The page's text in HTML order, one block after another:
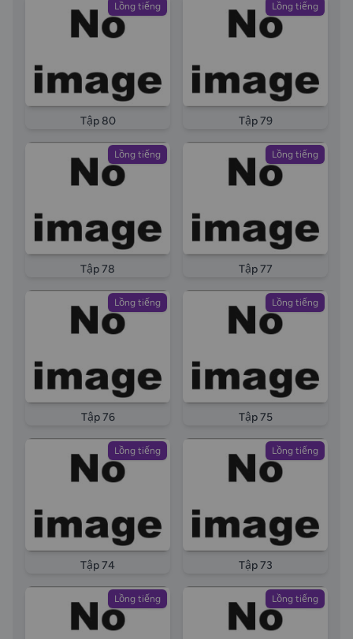
Lồng tiếng
Tập 80
Lồng tiếng
Tập 79
Lồng tiếng
Tập 78
Lồng tiếng
Tập 77
Lồng tiếng
Tập 76
Lồng tiếng
Tập 75
Lồng tiếng
Tập 74
Lồng tiếng
Tập 73
Lồng tiếng Lồng tiếng